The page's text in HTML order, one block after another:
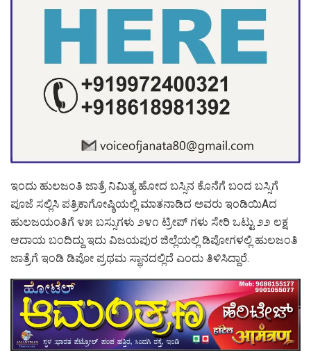
ಇಂದು ಹುಲಜಂತಿ ಜಾತ್ರೆ ನಿಮಿತ್ಯ ಹೋದ ಬಸ್ಸಿನ ಕೊನೆಗೆ ಬಂದ ಬಸ್ಸಿಗೆ
ಪೂಜೆ ಸಲ್ಲಿಸಿ ಪತ್ರಿಕಾಗೋಷ್ಠಿಯಲ್ಲಿ ಮಾತನಾಡಿದ ಅವರು ಇಂಡಿಯಿAದ
ಹುಲಜಯಂತಿಗೆ ೪೫ ಬಸ್ಸುಗಳು ೨೪೧ ಟ್ರೀಪ್ ಗಳು ಸೇರಿ ಒಟ್ಟು ೨೨ ಲಕ್ಷ
ಆದಾಯ ಬಂದಿದ್ದು ಇದು ವಿಜಯಪುರ ಜಿಲ್ಲೆಯಲ್ಲಿ ಡಿಪೋಗಳಲ್ಲಿ ಹುಲಜಂತಿ
ಜಾತ್ರೆಗೆ ಇಂಡಿ ಡಿಪೋ ಪ್ರಥಮ ಸ್ಥಾನದಲ್ಲಿದೆ ಎಂದು ತಿಳಿಸಿದ್ದಾರೆ.